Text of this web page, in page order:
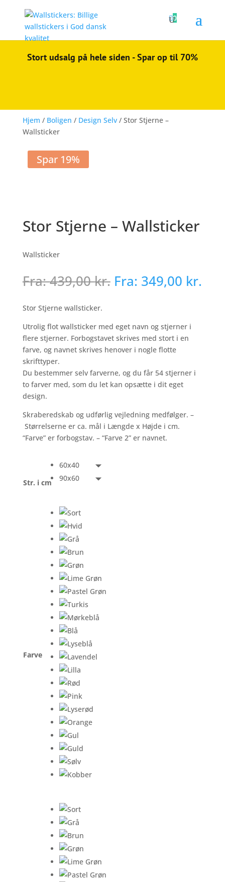
0
Stort udsalg på hele siden - Spar op til 70%
Hjem / Boligen / Design Selv/ Stor Stjerne –
Wallsticker
Spar 19%
Stor Stjerne – Wallsticker
Wallsticker
Fra:439,00kr. Fra: 349,00 kr.
Stor Stjerne wallsticker.
Utrolig flot wallsticker med eget navn og stjerner i
flere stjerner. Forbogstavet skrives med stort i en
farve, og navnet skrives henover i nogle flotte
skrifttyper.
Du bestemmer selv farverne, og du får 54 stjerner i
to farver med, som du let kan opsætte i dit eget
design.
Skraberedskab og udførlig vejledning medfølger. –
Størrelserne er ca. mål i Længde x Højde i cm.
“Farve” er forbogstav. – “Farve 2” er navnet.
Str. i cm
60x40
90x60
Farve